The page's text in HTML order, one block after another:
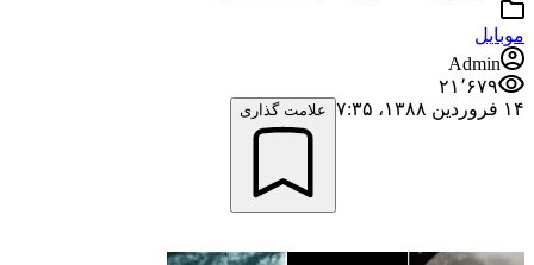
موبایل
Admin
۲۱٬۶۷۹
۱۴ فروردین ۱۳۸۸،‏ ۷:۳۵
علامت گذاری